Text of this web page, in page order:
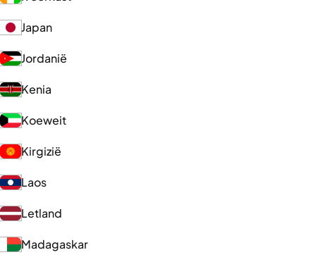
Japan
Jordanië
Kenia
Koeweit
Kirgizië
Laos
Letland
Madagaskar